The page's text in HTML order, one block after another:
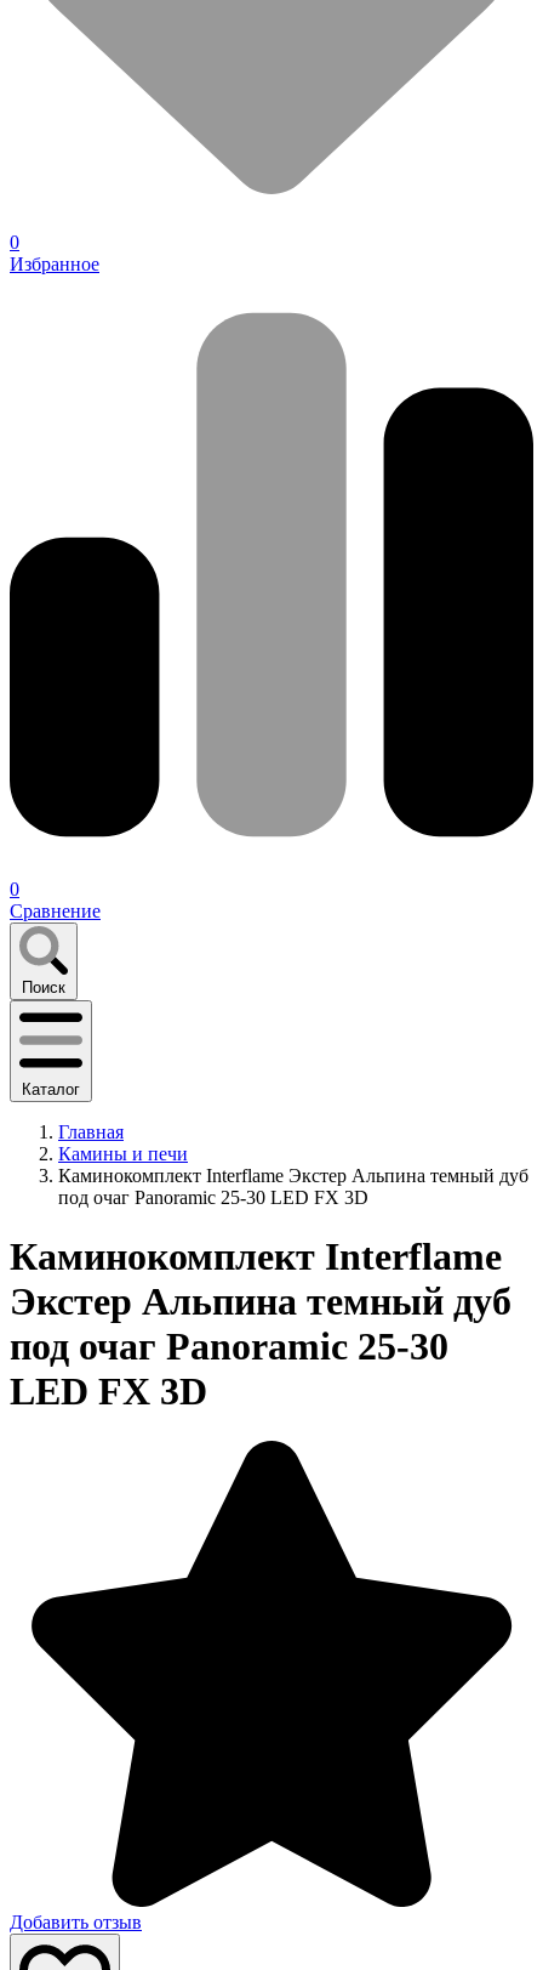
0
Избранное
0
Сравнение
Поиск
Каталог
Главная
Камины и печи
Каминокомплект Interflame Экстер Альпина темный дуб
под очаг Panoramic 25-30 LED FX 3D
Каминокомплект Interflame
Экстер Альпина темный дуб
под очаг Panoramic 25-30
LED FX 3D
Добавить отзыв